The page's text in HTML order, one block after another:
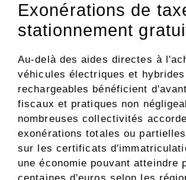
Exonérations de
stationnement
Au-delà des aides directes à
véhicules électriques et hybrides
rechargeables bénéficient
fiscaux et pratiques non
nombreuses collectivités
exonérations totales ou
sur les certificats
une économie pouvant atteindre